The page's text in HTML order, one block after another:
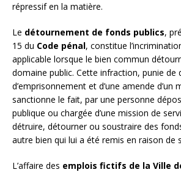
répressif en la matière.
Le détournement de fonds publics,
15 du Code pénal, constitue
applicable lorsque le bien commun
domaine public. Cette infraction, punie de
d’emprisonnement et d’une amende d’un
sanctionne le fait, par une personne
publique ou chargée d’une mission de
détruire, détourner ou soustraire des
autre bien qui lui a été remis en raison de
L’affaire des emplois fictifs de la Ville